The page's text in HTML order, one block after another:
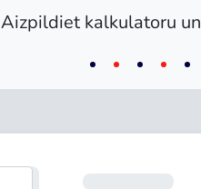
Aizpildiet kalkulatoru un